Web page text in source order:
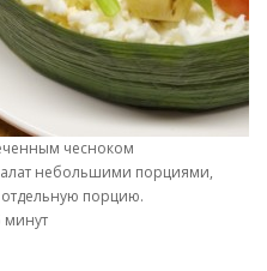
чесноком
небольшими порциями,
порцию.
минут